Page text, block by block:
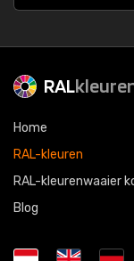
RAL
Home
RAL-kleuren
RAL-kleurenwaaier
Blog